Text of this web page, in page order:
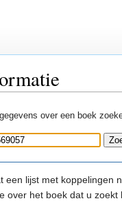
over een boek
een lijst met koppelingen
over het boek dat u zoekt